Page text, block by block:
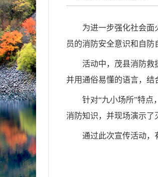
为进一步强化社会面
员的消防安全意识和自防
活动中，茂县消防救
并用通俗易懂的语言，结
针对“九小场所”特
消防知识，并现场演示了
通过此次宣传活动，